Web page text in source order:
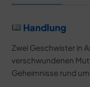
Handlung
Zwei Geschwister in
verschwundenen
Geheimnisse rund